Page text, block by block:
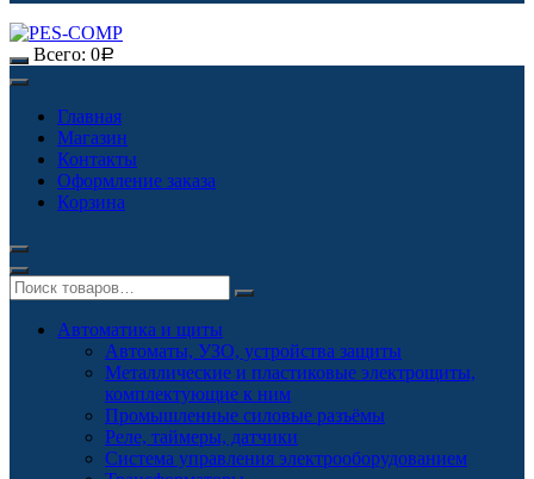
Всего: 0Р
Главная
Магазин
Контакты
Оформление заказа
Корзина
Автоматика и щиты
Автоматы, УЗО, устройства защиты
Металлические и пластиковые электрощиты,
комплектующие к ним
Промышленные силовые разъёмы
Реле, таймеры, датчики
Система управления электрооборудованием